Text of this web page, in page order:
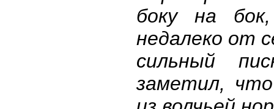
боку на
недалеко от
сильный
заметил,